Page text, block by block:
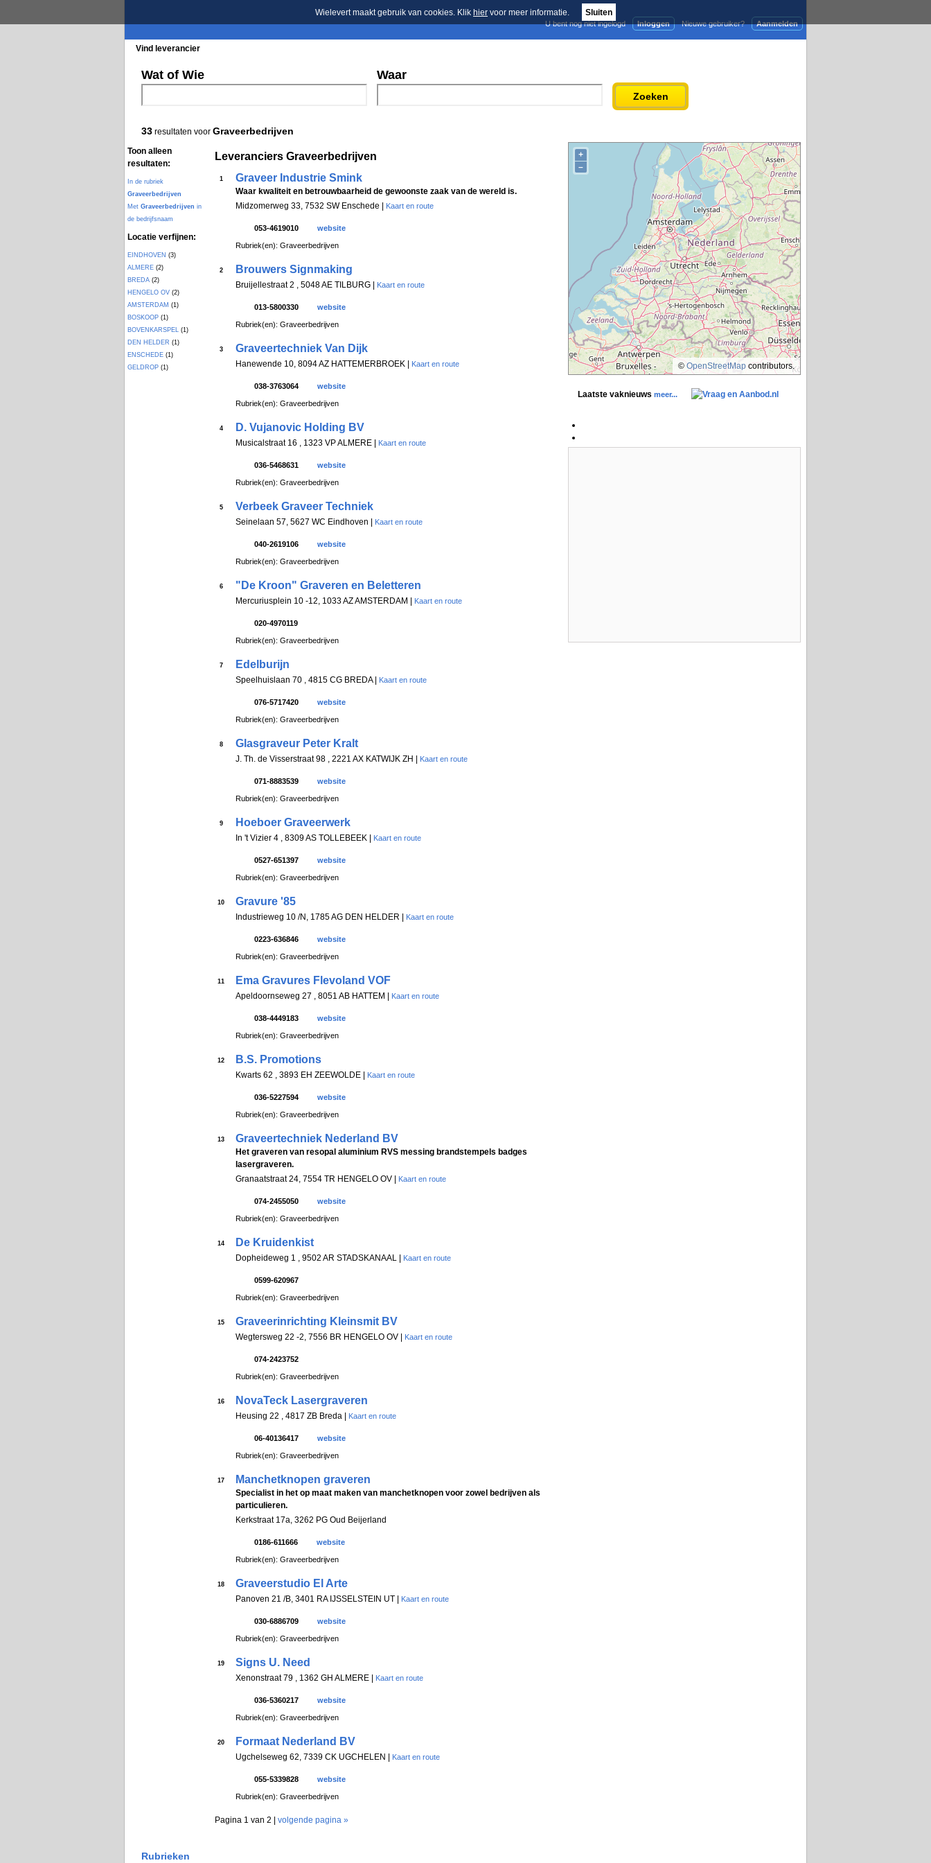
Wielevert maakt gebruik van cookies. Klik hier voor meer informatie. Sluiten
Aanmelden
Nieuwe gebruiker?
Inloggen
U bent nog niet ingelogd
Vind leverancier
Wat of Wie Waar
Zoeken
33 resultaten voor Graveerbedrijven
Toon alleen
resultaten:
In de rubriek
Graveerbedrijven
Met Graveerbedrijven in
de bedrijfsnaam
Locatie verfijnen:
EINDHOVEN (3)
ALMERE (2)
BREDA (2)
HENGELO OV (2)
AMSTERDAM (1)
BOSKOOP (1)
BOVENKARSPEL (1)
DEN HELDER (1)
ENSCHEDE (1)
GELDROP (1)
Leveranciers Graveerbedrijven
1 Graveer Industrie Smink
Waar kwaliteit en betrouwbaarheid de gewoonste zaak van de wereld is.
Midzomerweg 33, 7532 SW Enschede |
Kaart en route
053-4619010 website
Rubriek(en): Graveerbedrijven
2 Brouwers Signmaking
Bruijellestraat 2 , 5048 AE TILBURG | Kaart en route
013-5800330 website
Rubriek(en): Graveerbedrijven
3 Graveertechniek Van Dijk
Hanewende 10, 8094 AZ HATTEMERBROEK | Kaart en route
038-3763064 website
Rubriek(en): Graveerbedrijven
4 D. Vujanovic Holding BV
Musicalstraat 16 , 1323 VP ALMERE | Kaart en route
036-5468631 website
Rubriek(en): Graveerbedrijven
5 Verbeek Graveer Techniek
Seinelaan 57, 5627 WC Eindhoven | Kaart en route
040-2619106 website
Rubriek(en): Graveerbedrijven
6 "De Kroon" Graveren en Beletteren
Mercuriusplein 10 -12, 1033 AZ AMSTERDAM | Kaart en route
020-4970119
Rubriek(en): Graveerbedrijven
7 Edelburijn
Speelhuislaan 70 , 4815 CG BREDA | Kaart en route
076-5717420 website
Rubriek(en): Graveerbedrijven
8 Glasgraveur Peter Kralt
J. Th. de Visserstraat 98 , 2221 AX KATWIJK ZH | Kaart en route
071-8883539 website
Rubriek(en): Graveerbedrijven
9 Hoeboer Graveerwerk
In 't Vizier 4 , 8309 AS TOLLEBEEK | Kaart en route
0527-651397 website
Rubriek(en): Graveerbedrijven
10 Gravure '85
Industrieweg 10 /N, 1785 AG DEN HELDER | Kaart en route
0223-636846 website
Rubriek(en): Graveerbedrijven
11 Ema Gravures Flevoland VOF
Apeldoornseweg 27 , 8051 AB HATTEM | Kaart en route
038-4449183 website
Rubriek(en): Graveerbedrijven
12 B.S. Promotions
Kwarts 62 , 3893 EH ZEEWOLDE | Kaart en route
036-5227594 website
Rubriek(en): Graveerbedrijven
13 Graveertechniek Nederland BV
Het graveren van resopal aluminium RVS messing brandstempels badges
lasergraveren.
Granaatstraat 24, 7554 TR HENGELO OV |
Kaart en route
074-2455050 website
Rubriek(en): Graveerbedrijven
14 De Kruidenkist
Dopheideweg 1 , 9502 AR STADSKANAAL | Kaart en route
0599-620967
Rubriek(en): Graveerbedrijven
15 Graveerinrichting Kleinsmit BV
Wegtersweg 22 -2, 7556 BR HENGELO OV | Kaart en route
074-2423752
Rubriek(en): Graveerbedrijven
16 NovaTeck Lasergraveren
Heusing 22 , 4817 ZB Breda | Kaart en route
06-40136417 website
Rubriek(en): Graveerbedrijven
17 Manchetknopen graveren
Specialist in het op maat maken van manchetknopen voor zowel bedrijven als
particulieren.
Kerkstraat 17a, 3262 PG Oud Beijerland
0186-611666 website
Rubriek(en): Graveerbedrijven
18 Graveerstudio El Arte
Panoven 21 /B, 3401 RA IJSSELSTEIN UT | Kaart en route
030-6886709 website
Rubriek(en): Graveerbedrijven
19 Signs U. Need
Xenonstraat 79 , 1362 GH ALMERE | Kaart en route
036-5360217 website
Rubriek(en): Graveerbedrijven
20 Formaat Nederland BV
Ugchelseweg 62, 7339 CK UGCHELEN | Kaart en route
055-5339828 website
Rubriek(en): Graveerbedrijven
Pagina 1 van 2 | volgende pagina »
+
–
© OpenStreetMap contributors.
Laatste vaknieuws meer...
Rubrieken